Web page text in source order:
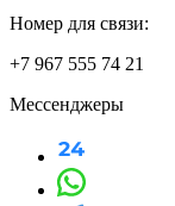
Номер для связи:
+7 967 555 74 21
Мессенджеры